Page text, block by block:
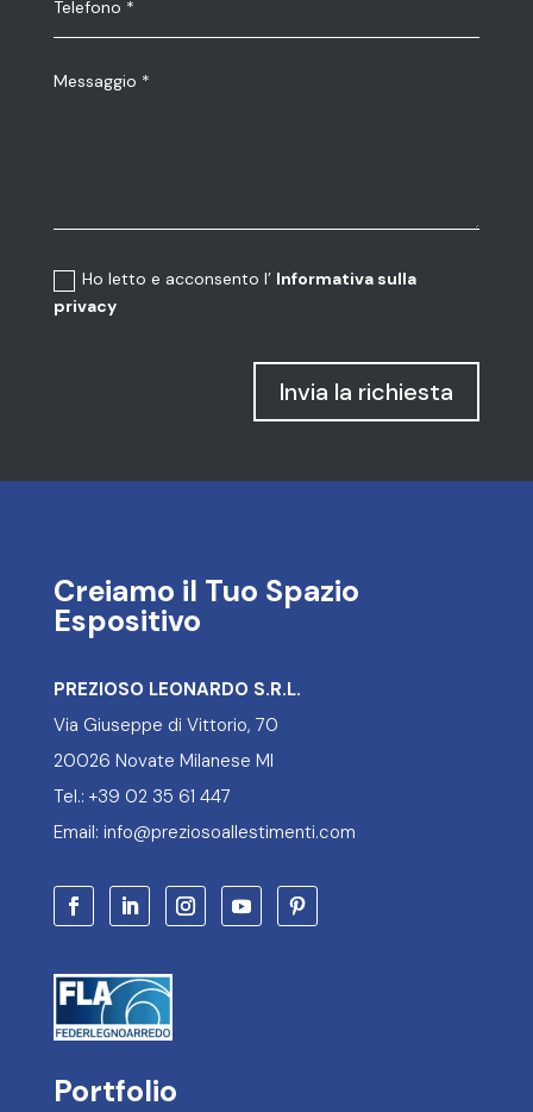
Ho letto e acconsento l’ Informativa sulla
privacy
Invia la richiesta
Creiamo il Tuo Spazio
Espositivo
PREZIOSO LEONARDO S.R.L.
Via Giuseppe di Vittorio, 70
20026 Novate Milanese MI
Tel.: +39 02 35 61 447
Email: info@preziosoallestimenti.com
Portfolio